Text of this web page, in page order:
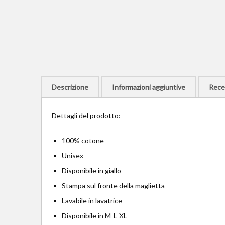
Descrizione Informazioni aggiuntive
Dettagli del prodotto:
100% cotone
Unisex
Disponibile in giallo
Stampa sul fronte della maglietta
Lavabile in lavatrice
Disponibile in M-L-XL